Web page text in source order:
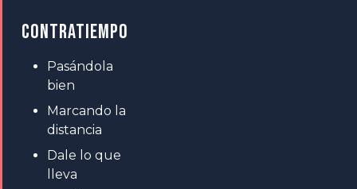
CONTRATIEMPO
Pasándola
bien
Marcando la
distancia
Dale lo que
lleva